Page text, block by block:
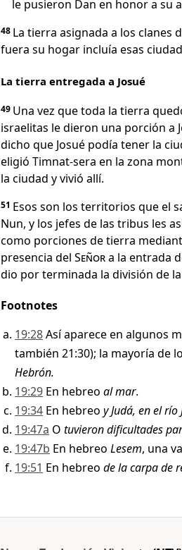
le pusieron Dan en honor a su
48 La tierra asignada a los clanes
fuera su hogar incluía esas
La tierra entregada a Josué
49 Una vez que toda la tierra
israelitas le dieron una porción a
dicho que Josué podía tener la
eligió Timnat-sera en la zona
la ciudad y vivió allí.
51 Esos son los territorios que el
Nun, y los jefes de las tribus les
como porciones de tierra
presencia del Señora la entrada
dio por terminada la división de
Footnotes
19:28Así aparece en algunos
también 21:30); la mayoría de
Hebrón.
19:29 En hebreo al mar.
19:34 En hebreo y Judá, en el río
19:47a O tuvieron dificultades
19:47b En hebreo Lesem, una
19:51 En hebreo de la carpa de